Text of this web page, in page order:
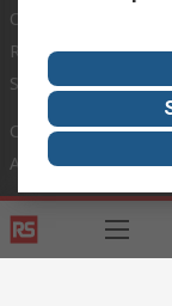
Objednávanie
Recyklácia
Spôsob dodania
Corporate Group
About RS
RS